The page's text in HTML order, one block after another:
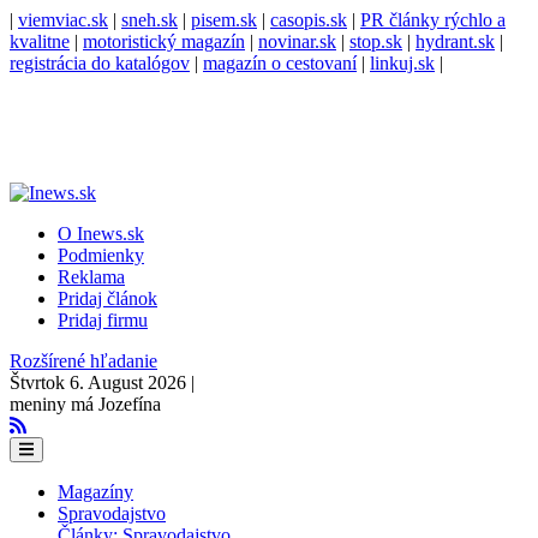
| viemviac.sk | sneh.sk | pisem.sk | casopis.sk | PR články rýchlo a
kvalitne | motoristický magazín | novinar.sk | stop.sk | hydrant.sk |
registrácia do katalógov | magazín o cestovaní| linkuj.sk |
O Inews.sk
Podmienky
Reklama
Pridaj článok
Pridaj firmu
Rozšírené hľadanie
Štvrtok 6. August 2026 |
meniny má Jozefína
Magazíny
Spravodajstvo